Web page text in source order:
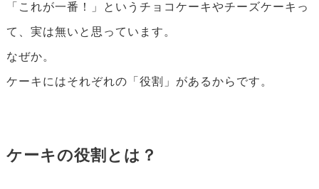
「これが一番！」というチョコケーキやチーズケーキっ
て、実は無いと思っています。
なぜか。
ケーキにはそれぞれの「役割」があるからです。
ケーキの役割とは？